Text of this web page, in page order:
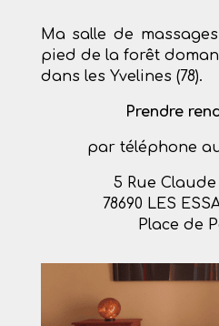
Ma salle de
pied de la forêt
dans les Yvelines (78).
Prendre
par téléphone
5 Rue Claude
78690 LES
Place de